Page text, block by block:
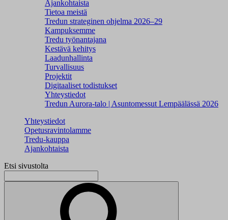
Ajankohtaista
Tietoa meistä
Tredun strateginen ohjelma 2026–29
Kampuksemme
Tredu työnantajana
Kestävä kehitys
Laadunhallinta
Turvallisuus
Projektit
Digitaaliset todistukset
Yhteystiedot
Tredun Aurora-talo | Asuntomessut Lempäälässä 2026
Yhteystiedot
Opetusravintolamme
Tredu-kauppa
Ajankohtaista
Etsi sivustolta